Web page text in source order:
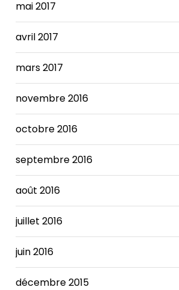
mai 2017
avril 2017
mars 2017
novembre 2016
octobre 2016
septembre 2016
août 2016
juillet 2016
juin 2016
décembre 2015